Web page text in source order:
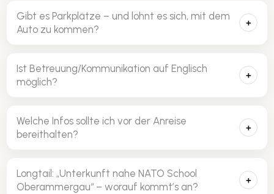
Gibt es Parkplätze – und lohnt es sich, mit dem
Auto zu kommen?
+
Ist Betreuung/Kommunikation auf Englisch
möglich?
+
Welche Infos sollte ich vor der Anreise
bereithalten?
+
Longtail: „Unterkunft nahe NATO School
Oberammergau“ – worauf kommt’s an?
+